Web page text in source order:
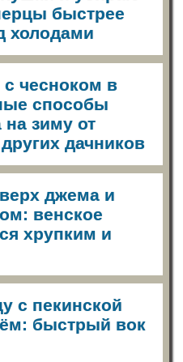
быстрее
холодами
чесноком в
способы
на зиму от
дачников
джема и
венское
хрупким и
с пекинской
быстрый вок